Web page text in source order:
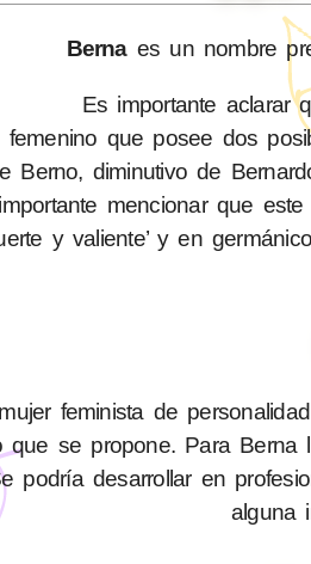
Bernaes un nombre
Es importante aclarar
femenino que posee dos
Berno, diminutivo de
mencionar que este
y valiente’ y en
feminista de
que se propone. Para
podría desarrollar en
alguna